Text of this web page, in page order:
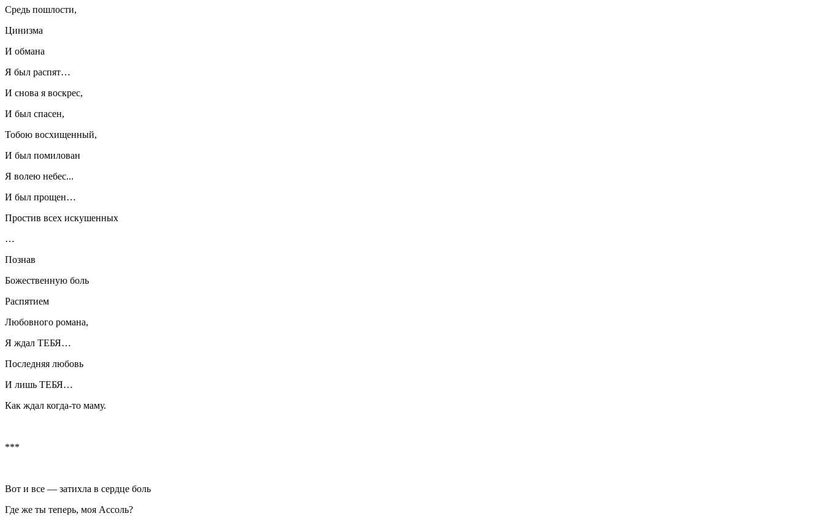
Средь пошлости,
Цинизма
И обмана
Я был распят…
И снова я воскрес,
И был спасен,
Тобою восхищенный,
И был помилован
Я волею небес...
И был прощен…
Простив всех искушенных
…
Познав
Божественную боль
Распятием
Любовного романа,
Я ждал ТЕБЯ…
Последняя любовь
И лишь ТЕБЯ…
Как ждал когда-то маму.
***
Вот и все — затихла в сердце боль
Где же ты теперь, моя Асcоль?